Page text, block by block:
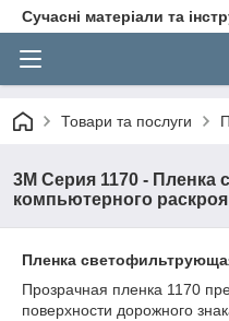
Сучасні матеріали та
Товари та послуги
3M Серия 1170 -
компьютерного раскроя
Пленка
Прозрачная пленка 1170
поверхности дорожного